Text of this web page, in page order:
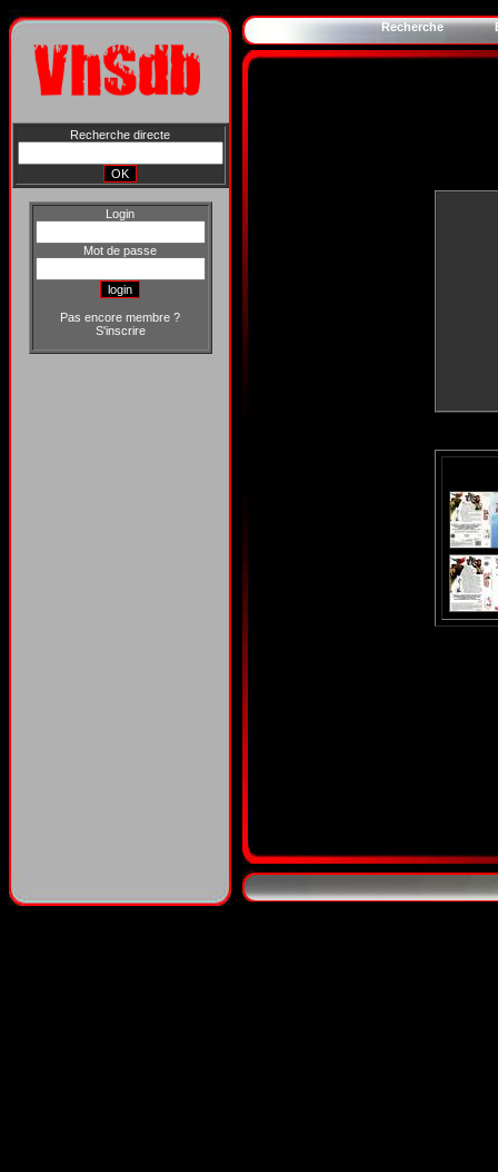
Recherche directe
Login
Mot de passe
Pas encore membre ?
S'inscrire
Recherche